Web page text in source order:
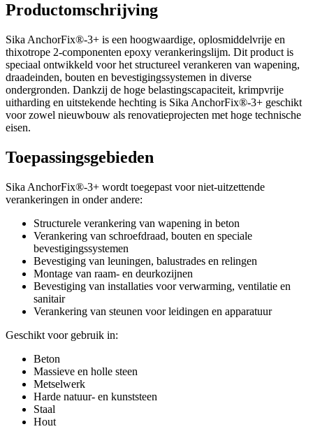
Productomschrijving
Sika AnchorFix®-3+ is een hoogwaardige, oplosmiddelvrije en
thixotrope 2-componenten epoxy verankeringslijm. Dit product is
speciaal ontwikkeld voor het structureel verankeren van wapening,
draadeinden, bouten en bevestigingssystemen in diverse
ondergronden. Dankzij de hoge belastingscapaciteit, krimpvrije
uitharding en uitstekende hechting is Sika AnchorFix®-3+ geschikt
voor zowel nieuwbouw als renovatieprojecten met hoge technische
eisen.
Toepassingsgebieden
Sika AnchorFix®-3+ wordt toegepast voor niet-uitzettende
verankeringen in onder andere:
Structurele verankering van wapening in beton
Verankering van schroefdraad, bouten en speciale
bevestigingssystemen
Bevestiging van leuningen, balustrades en relingen
Montage van raam- en deurkozijnen
Bevestiging van installaties voor verwarming, ventilatie en
sanitair
Verankering van steunen voor leidingen en apparatuur
Geschikt voor gebruik in:
Beton
Massieve en holle steen
Metselwerk
Harde natuur- en kunststeen
Staal
Hout